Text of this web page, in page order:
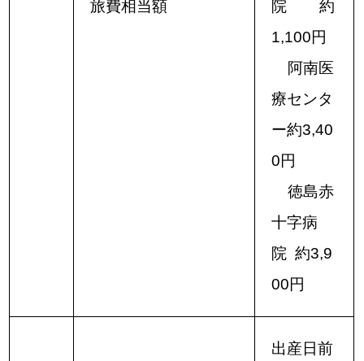
旅費相当額
院 約
1,100円
阿南医
療センタ
ー約3,40
0円
徳島赤
十字病
院 約3,9
00円
出産日前